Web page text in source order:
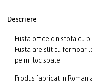
Descriere
Fusta office din stofa cu
Fusta are slit cu fermoar
pe mijloc spate.
Produs fabricat in